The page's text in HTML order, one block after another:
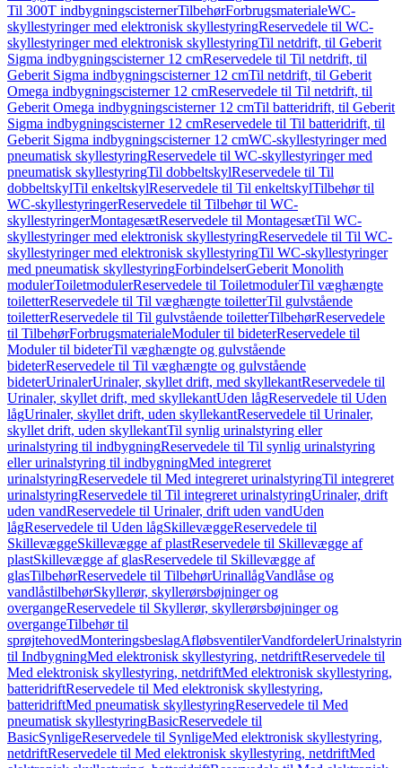
Til 300T indbygningscisternerTilbehørForbrugsmaterialeWC-
skyllestyringer med elektronisk skyllestyringReservedele til WC-
skyllestyringer med elektronisk skyllestyringTil netdrift, til Geberit
Sigma indbygningscisterner 12 cmReservedele til Til netdrift, til
Geberit Sigma indbygningscisterner 12 cmTil netdrift, til Geberit
Omega indbygningscisterner 12 cmReservedele til Til netdrift, til
Geberit Omega indbygningscisterner 12 cmTil batteridrift, til Geberit
Sigma indbygningscisterner 12 cmReservedele til Til batteridrift, til
Geberit Sigma indbygningscisterner 12 cmWC-skyllestyringer med
pneumatisk skyllestyringReservedele til WC-skyllestyringer med
pneumatisk skyllestyringTil dobbeltskylReservedele til Til
dobbeltskylTil enkeltskylReservedele til Til enkeltskylTilbehør til
WC-skyllestyringerReservedele til Tilbehør til WC-
skyllestyringerMontagesætReservedele til MontagesætTil WC-
skyllestyringer med elektronisk skyllestyringReservedele til Til WC-
skyllestyringer med elektronisk skyllestyringTil WC-skyllestyringer
med pneumatisk skyllestyringForbindelserGeberit Monolith
modulerToiletmodulerReservedele til ToiletmodulerTil væghængte
toiletterReservedele til Til væghængte toiletterTil gulvstående
toiletterReservedele til Til gulvstående toiletterTilbehørReservedele
til TilbehørForbrugsmaterialeModuler til bideterReservedele til
Moduler til bideterTil væghængte og gulvstående
bideterReservedele til Til væghængte og gulvstående
bideterUrinalerUrinaler, skyllet drift, med skyllekantReservedele til
Urinaler, skyllet drift, med skyllekantUden lågReservedele til Uden
lågUrinaler, skyllet drift, uden skyllekantReservedele til Urinaler,
skyllet drift, uden skyllekantTil synlig urinalstyring eller
urinalstyring til indbygningReservedele til Til synlig urinalstyring
eller urinalstyring til indbygningMed integreret
urinalstyringReservedele til Med integreret urinalstyringTil integreret
urinalstyringReservedele til Til integreret urinalstyringUrinaler, drift
uden vandReservedele til Urinaler, drift uden vandUden
lågReservedele til Uden lågSkillevæggeReservedele til
SkillevæggeSkillevægge af plastReservedele til Skillevægge af
plastSkillevægge af glasReservedele til Skillevægge af
glasTilbehørReservedele til TilbehørUrinallågVandlåse og
vandlåstilbehørSkyllerør, skyllerørsbøjninger og
overgangeReservedele til Skyllerør, skyllerørsbøjninger og
overgangeTilbehør til
sprøjtehovedMonteringsbeslagAfløbsventilerVandfordeler
til IndbygningMed elektronisk skyllestyring, netdriftReservedele til
Med elektronisk skyllestyring, netdriftMed elektronisk skyllestyring,
batteridriftReservedele til Med elektronisk skyllestyring,
batteridriftMed pneumatisk skyllestyringReservedele til Med
pneumatisk skyllestyringBasicReservedele til
BasicSynligeReservedele til SynligeMed elektronisk skyllestyring,
netdriftReservedele til Med elektronisk skyllestyring, netdriftMed